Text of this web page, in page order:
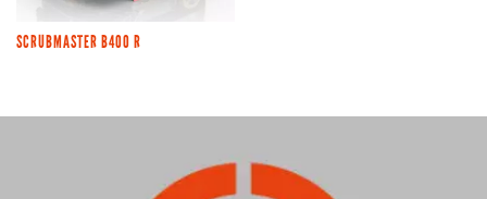
SCRUBMASTER B400 R